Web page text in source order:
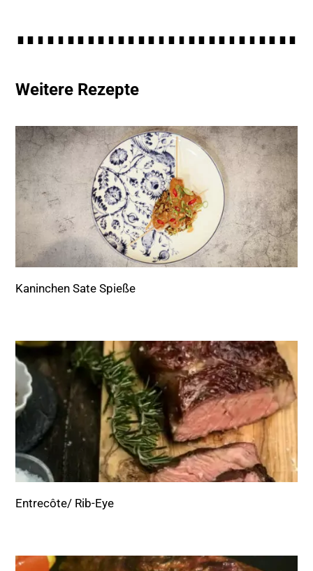
Weitere Rezepte
Kaninchen Sate Spieße
Entrecôte/ Rib-Eye